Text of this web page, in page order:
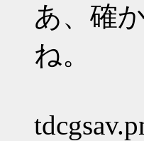
あ、確
ね。